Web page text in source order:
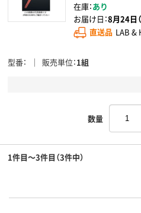
在庫：あり
お届け日：8月24日
直送品 LAB &
型番 販売単位 1組
数量
1件目～3件目（3件中）